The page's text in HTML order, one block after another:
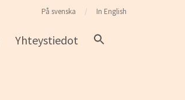
Yhteystiedot
På svenska In English